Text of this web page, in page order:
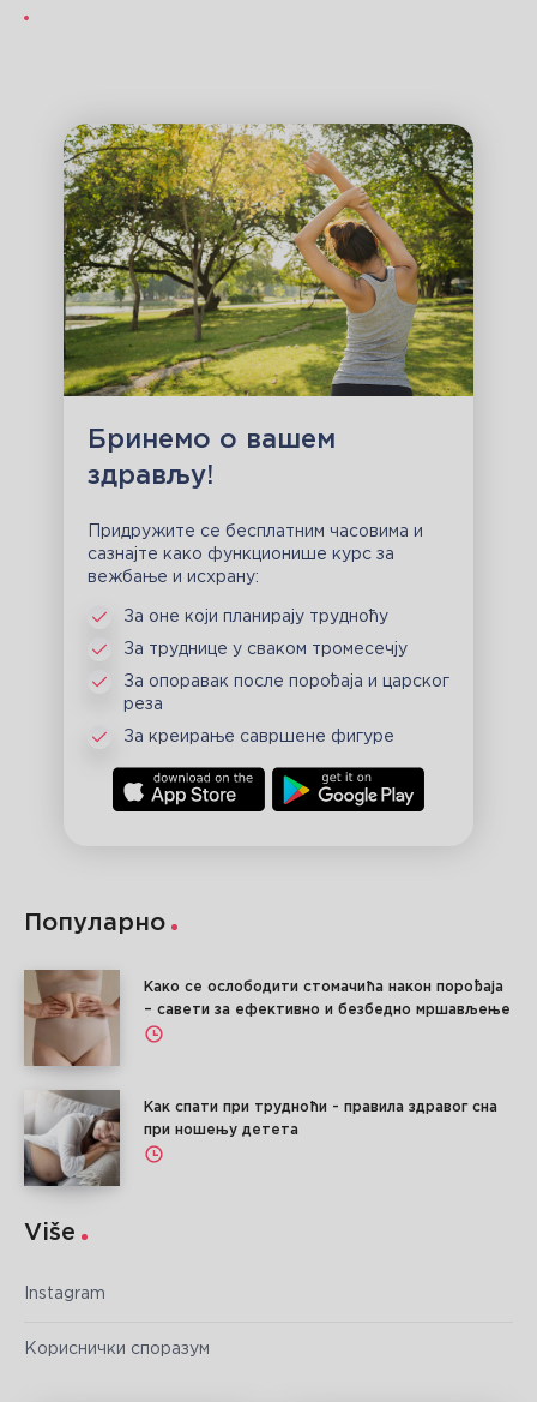
Бринемо о вашем
здрављу!
Придружите се бесплатним часовима и
сазнајте како функционише курс за
вежбање и исхрану:
За оне који планирају трудноћу
За труднице у сваком тромесечју
За опоравак после порођаја и царског
реза
За креирање савршене фигуре
Популарно
Како се ослободити стомачића након порођаја
– савети за ефективно и безбедно мршављење
Как спати при трудноћи - правила здравог сна
при ношењу детета
Više
Instagram
Кориснички споразум